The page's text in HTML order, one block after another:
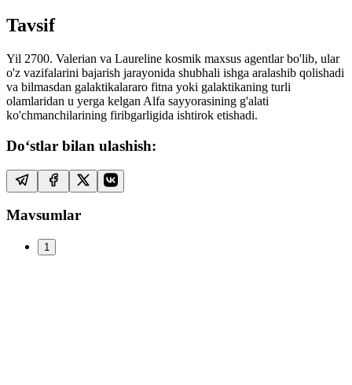
Tavsif
Yil 2700. Valerian va Laureline kosmik maxsus agentlar bo'lib, ular
o'z vazifalarini bajarish jarayonida shubhali ishga aralashib qolishadi
va bilmasdan galaktikalararo fitna yoki galaktikaning turli
olamlaridan u yerga kelgan Alfa sayyorasining g'alati
ko'chmanchilarining firibgarligida ishtirok etishadi.
Do‘stlar bilan ulashish:
Mavsumlar
1